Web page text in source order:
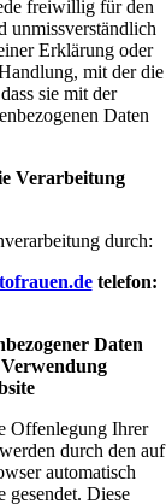
freiwillig für den
unmissverständlich
Erklärung oder
mit der die
sie mit der
Daten
Verarbeitung
durch:
telefon:
Daten
Offenlegung Ihrer
durch den auf
automatisch
gesendet. Diese